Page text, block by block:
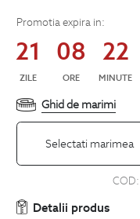
Promotia expira in:
21
ZILE
08
ORE
22
MINUTE
Ghid de marimi
Selectati marimea
COD:
Detalii produs